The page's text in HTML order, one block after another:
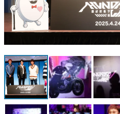
特集記事
マンガ
女性向け
アプリレビュー
その他